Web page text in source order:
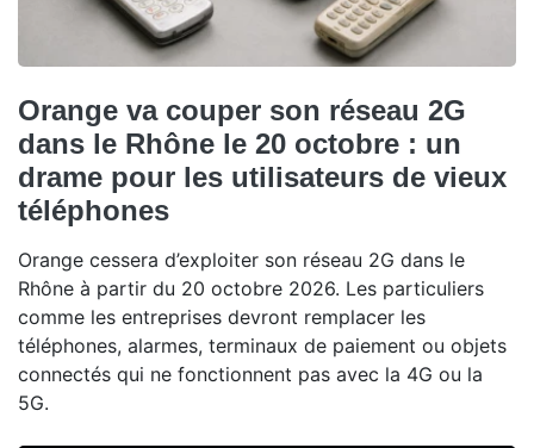
Orange va couper son réseau 2G
dans le Rhône le 20 octobre : un
drame pour les utilisateurs de vieux
téléphones
Orange cessera d’exploiter son réseau 2G dans le
Rhône à partir du 20 octobre 2026. Les particuliers
comme les entreprises devront remplacer les
téléphones, alarmes, terminaux de paiement ou objets
connectés qui ne fonctionnent pas avec la 4G ou la
5G.